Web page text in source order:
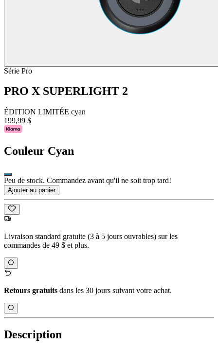
Série Pro
PRO X SUPERLIGHT 2
ÉDITION LIMITÉE cyan
199,99 $
Couleur Cyan
Peu de stock. Commandez avant qu'il ne soit trop tard!
Ajouter au panier
Livraison standard gratuite (3 à 5 jours ouvrables) sur les
commandes de 49 $ et plus.
Retours gratuits dans les 30 jours suivant votre achat.
Description